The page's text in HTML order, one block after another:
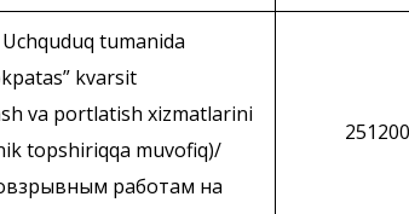
tumanida
kvarsit
va portlatish xizmatlarini
topshiriqqa muvofiq)/
работам на